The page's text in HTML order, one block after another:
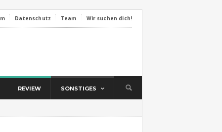
Datenschutz Team Wir suchen dich!
REVIEW SONSTIGES